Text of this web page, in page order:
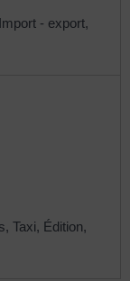
Import - export,
Taxi, Édition,